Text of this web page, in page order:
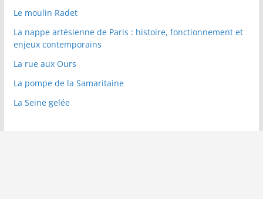
Le moulin Radet
La nappe artésienne de Paris : histoire, fonctionnement et
enjeux contemporains
La rue aux Ours
La pompe de la Samaritaine
La Seine gelée